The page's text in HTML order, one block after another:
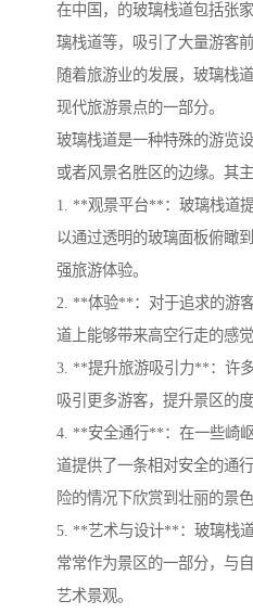
在中国，的玻璃栈道包括张
璃栈道等，吸引了大量游客
随着旅游业的发展，玻璃栈
现代旅游景点的一部分。
玻璃栈道是一种特殊的游览
或者风景名胜区的边缘。其
1. **观景平台**：玻璃栈道
以通过透明的玻璃面板俯瞰
强旅游体验。
2. **体验**：对于追求的游
道上能够带来高空行走的感
3. **提升旅游吸引力**：许
吸引更多游客，提升景区的度
4. **安全通行**：在一些崎
道提供了一条相对安全的通
险的情况下欣赏到壮丽的景色
5. **艺术与设计**：玻璃栈
常常作为景区的一部分，与
艺术景观。